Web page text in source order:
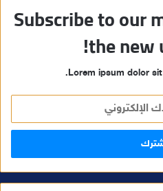
Subscribe to our
the new
Lorem ipsum dolor